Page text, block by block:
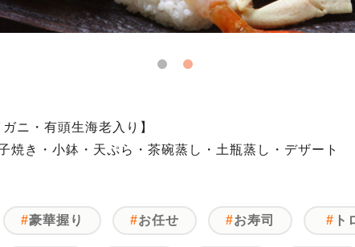
ニ・有頭生海老入り】
焼き・小鉢・天ぷら・茶碗蒸し・土瓶蒸し・デザート
豪華握り お任せ お寿司 ト